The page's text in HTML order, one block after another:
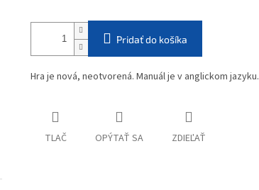
Pridať do košíka
Hra je nová, neotvorená. Manuál je v anglickom jazyku.
TLAČ OPÝTAŤ SA ZDIEĽAŤ